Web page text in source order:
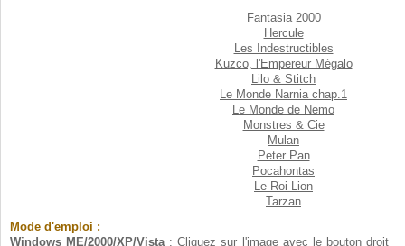
Fantasia 2000
Hercule
Les Indestructibles
Kuzco, l'Empereur Mégalo
Lilo & Stitch
Le Monde Narnia chap.1
Le Monde de Nemo
Monstres & Cie
Mulan
Peter Pan
Pocahontas
Le Roi Lion
Tarzan
Mode d'emploi :
Windows ME/2000/XP/Vista : Cliquez sur l'image avec le bouton droit